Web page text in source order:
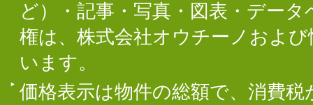
ど）・記事・写真・図表・デー
権は、株式会社オウチーノおよ
います。
価格表示は物件の総額で、消費